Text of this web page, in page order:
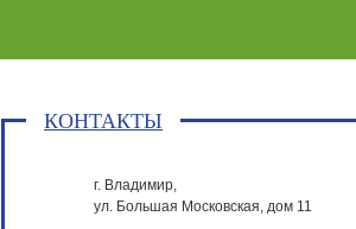
КОНТАКТЫ
г. Владимир,
ул. Большая Московская, дом 11